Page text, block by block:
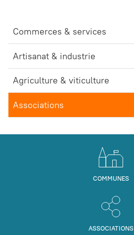
Commerces & services
Artisanat & industrie
Agriculture & viticulture
Associations
COMMUNES
ASSOCIATIONS